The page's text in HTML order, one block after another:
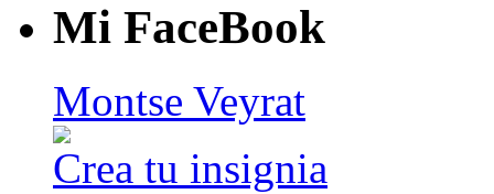
Mi FaceBook
Montse Veyrat
Crea tu insignia